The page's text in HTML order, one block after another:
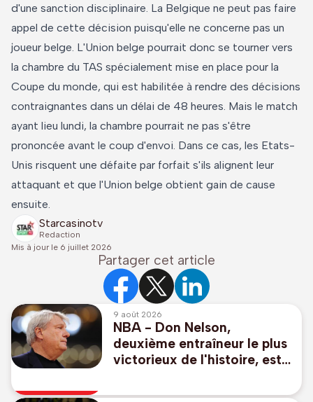
d'une sanction disciplinaire. La Belgique ne peut pas faire
appel de cette décision puisqu'elle ne concerne pas un
joueur belge. L'Union belge pourrait donc se tourner vers
la chambre du TAS spécialement mise en place pour la
Coupe du monde, qui est habilitée à rendre des décisions
contraignantes dans un délai de 48 heures. Mais le match
ayant lieu lundi, la chambre pourrait ne pas s'être
prononcée avant le coup d'envoi. Dans ce cas, les Etats-
Unis risquent une défaite par forfait s'ils alignent leur
attaquant et que l'Union belge obtient gain de cause
ensuite.
Starcasinotv
Redaction
Mis à jour le 6 juillet 2026
Partager cet article
9 août 2026
NBA - Don Nelson,
deuxième entraîneur le plus
victorieux de l'histoire, est